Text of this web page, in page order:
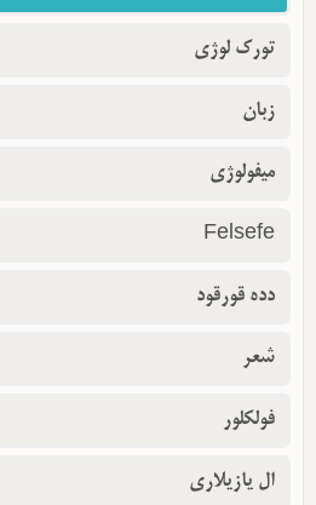
تورک لوژی
زبان
میفولوژی
Felsefe
دده قورقود
شعر
فولکلور
ال یازیلاری